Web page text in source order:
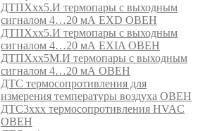
ДТПХхх5.И термопары с выходным
сигналом 4…20 мА EXD ОВЕН
ДТПХхх5.И термопары с выходным
сигналом 4…20 мА EXIA ОВЕН
ДТПХхх5М.И термопары с выходным
сигналом 4…20 мА ОВЕН
ДТС термосопротивления для
измерения температуры воздуха ОВЕН
ДТС3ххх термосопротивления HVAC
ОВЕН